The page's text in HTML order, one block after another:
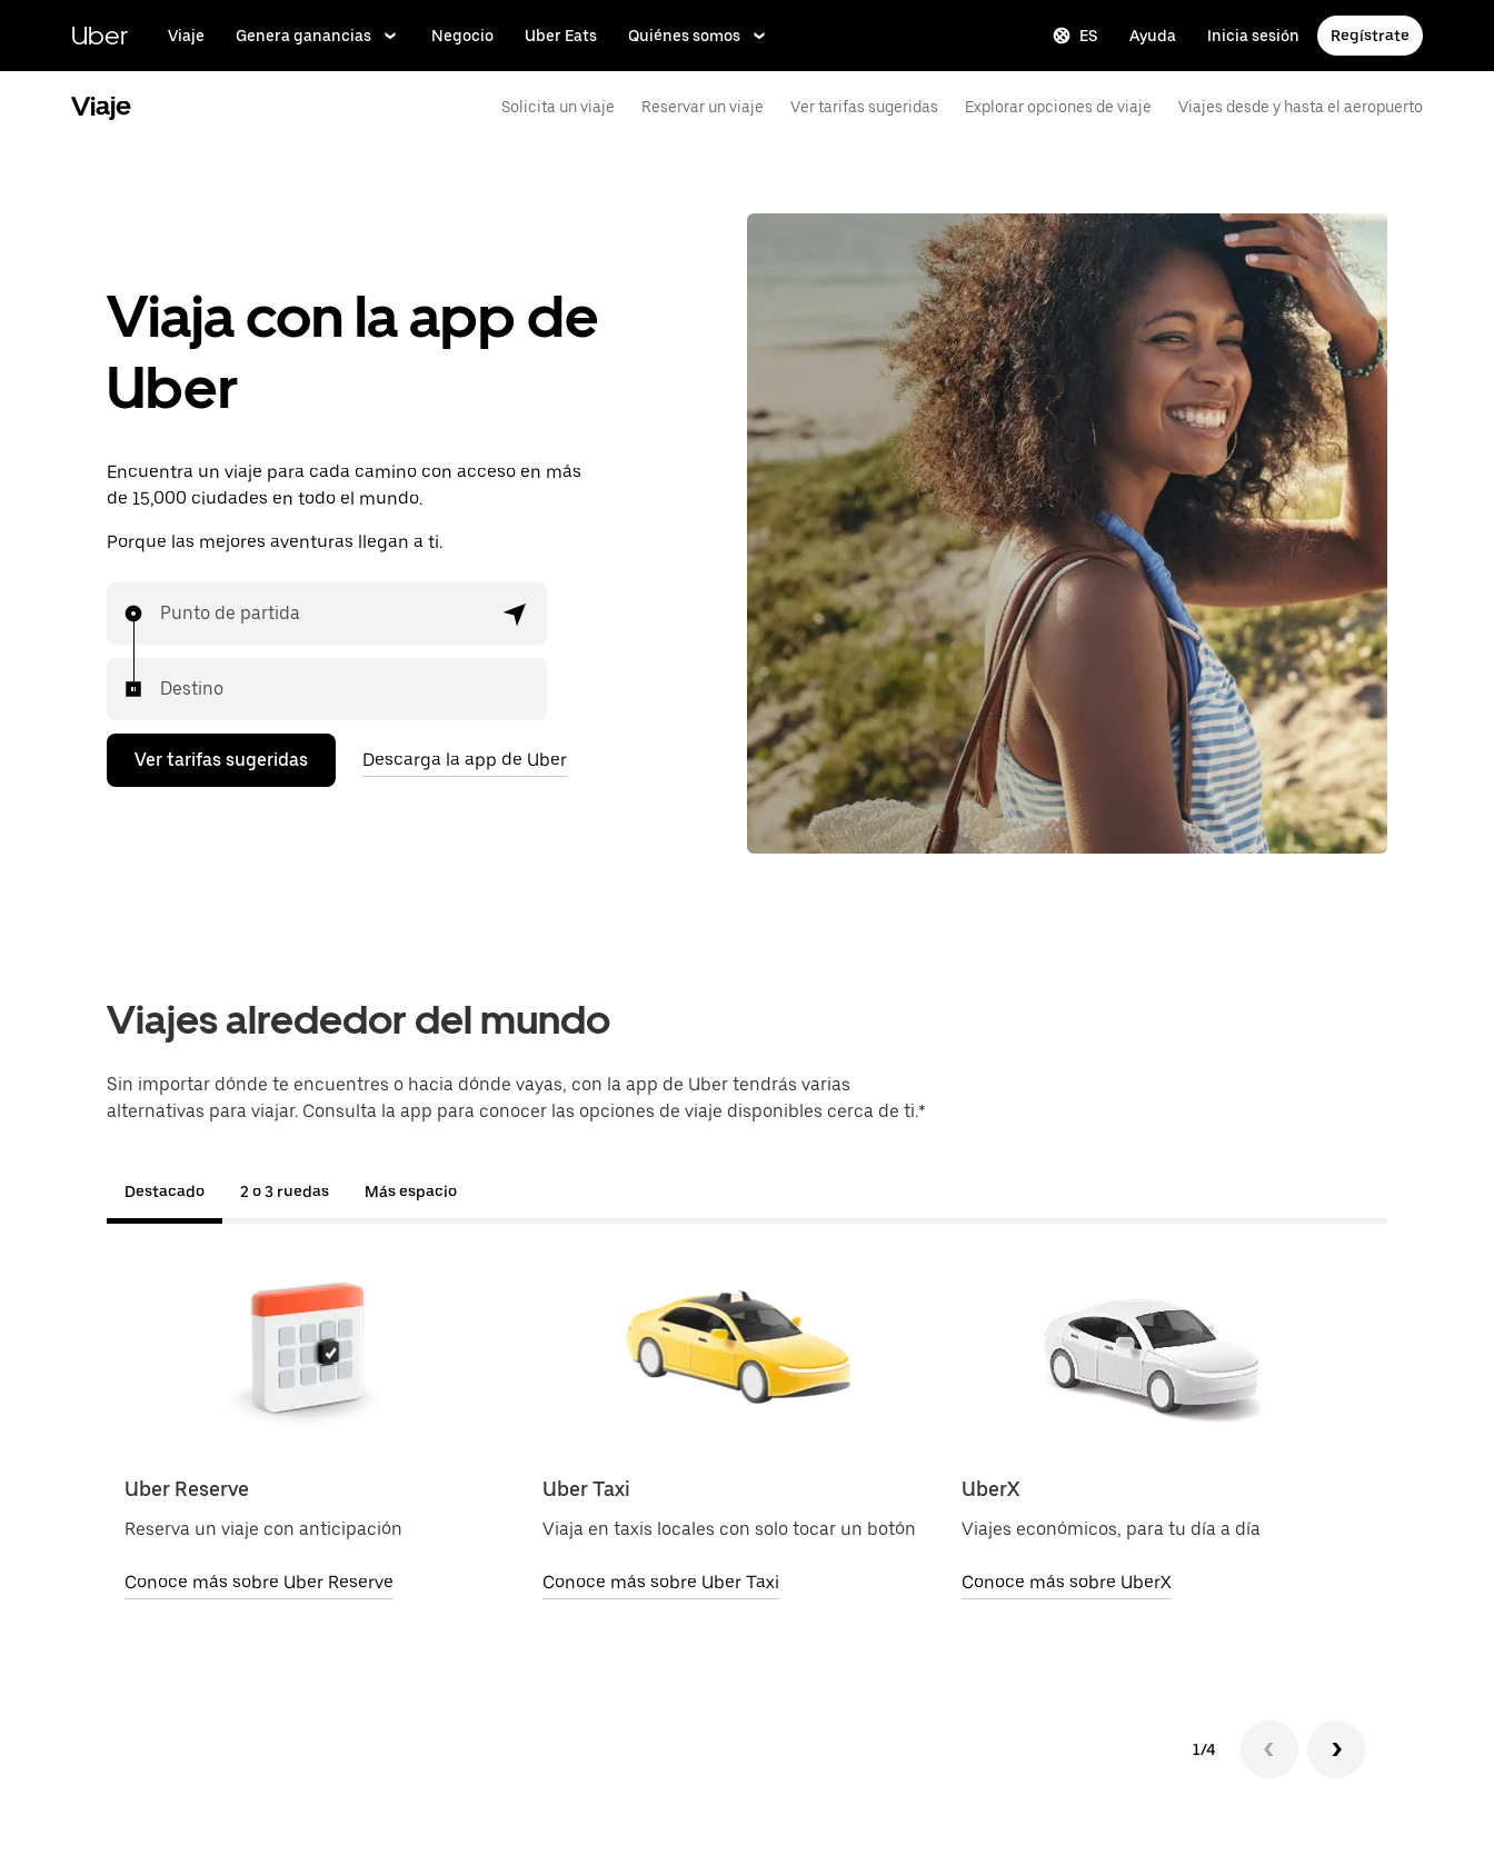
contenido
principal
Uber Viaje Genera ganancias Negocio Uber Eats Quiénes somos ES Ayuda Inicia sesión Regístrate
Viaje Solicita un viaje Reservar un viaje Ver tarifas sugeridas Explorar opciones de viaje Viajes desde y hasta el aeropuerto
Viaja con la app de
Uber
Encuentra un viaje para cada camino con acceso en más
de 15,000 ciudades en todo el mundo.
Porque las mejores aventuras llegan a ti.
Punto de partida
Destino
Ver tarifas sugeridas Descarga la app de Uber
Viajes alrededor del mundo
Sin importar dónde te encuentres o hacia dónde vayas, con la app de Uber tendrás varias
alternativas para viajar. Consulta la app para conocer las opciones de viaje disponibles cerca de ti.*
Destacado 2 o 3 ruedas Más espacio
Uber Reserve
Reserva un viaje con anticipación
Conoce más sobre Uber Reserve
Uber Taxi
Viaja en taxis locales con solo tocar un botón
Conoce más sobre Uber Taxi
UberX
Viajes económicos, para tu día a día
Conoce más sobre UberX
1/4